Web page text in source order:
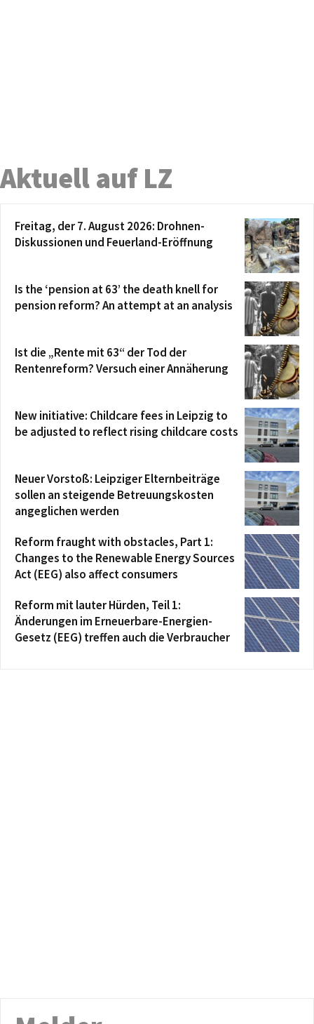
Aktuell auf LZ
Freitag, der 7. August 2026: Drohnen-
Diskussionen und Feuerland-Eröffnung
Is the ‘pension at 63’ the death knell for
pension reform? An attempt at an analysis
Ist die „Rente mit 63“ der Tod der
Rentenreform? Versuch einer Annäherung
New initiative: Childcare fees in Leipzig to
be adjusted to reflect rising childcare costs
Neuer Vorstoß: Leipziger Elternbeiträge
sollen an steigende Betreuungskosten
angeglichen werden
Reform fraught with obstacles, Part 1:
Changes to the Renewable Energy Sources
Act (EEG) also affect consumers
Reform mit lauter Hürden, Teil 1:
Änderungen im Erneuerbare-Energien-
Gesetz (EEG) treffen auch die Verbraucher